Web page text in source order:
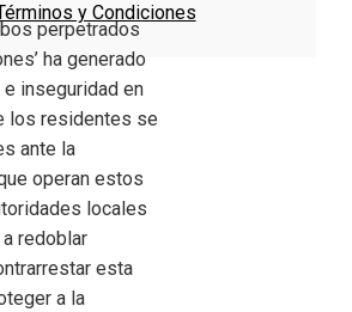
y Condiciones
perpetrados
ha generado
inseguridad en
los residentes se
ante la
operan estos
locales
redoblar
esta
a la